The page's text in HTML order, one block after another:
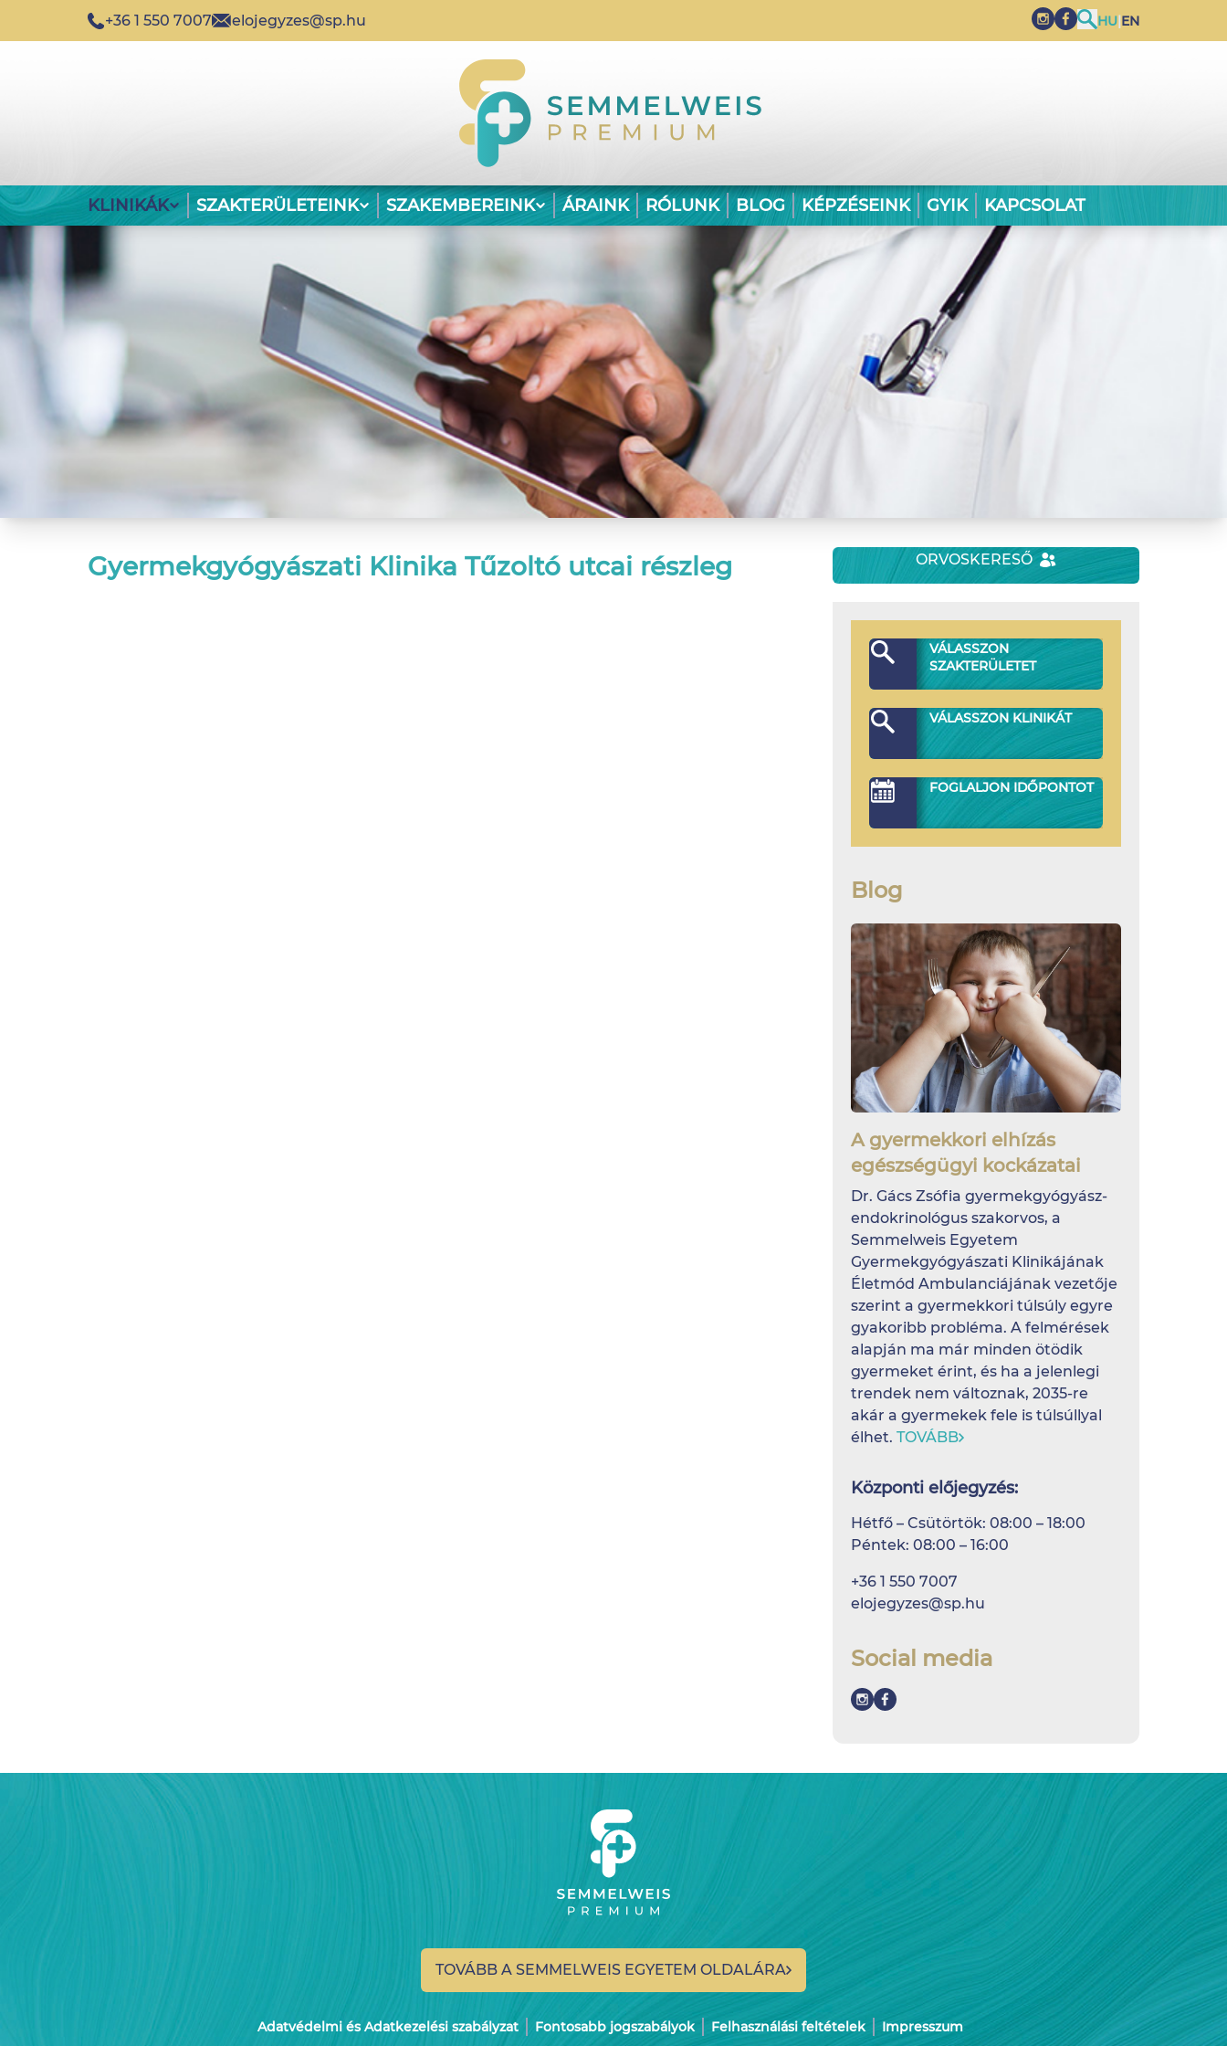
+36 1 550 7007 elojegyzes@sp.hu HU|EN
KLINIKÁK SZAKTERÜLETEINK SZAKEMBEREINK ÁRAINK RÓLUNK BLOG KÉPZÉSEINK GYIK KAPCSOLAT
Gyermekgyógyászati Klinika Tűzoltó utcai részleg ORVOSKERESŐ
VÁLASSZON
SZAKTERÜLETET
VÁLASSZON KLINIKÁT
FOGLALJON IDŐPONTOT
Blog
A gyermekkori elhízás
egészségügyi kockázatai
Dr. Gács Zsófia gyermekgyógyász-
endokrinológus szakorvos, a
Semmelweis Egyetem
Gyermekgyógyászati Klinikájának
Életmód Ambulanciájának vezetője
szerint a gyermekkori túlsúly egyre
gyakoribb probléma. A felmérések
alapján ma már minden ötödik
gyermeket érint, és ha a jelenlegi
trendek nem változnak, 2035-re
akár a gyermekek fele is túlsúllyal
élhet. TOVÁBB
Központi előjegyzés:
Hétfő – Csütörtök: 08:00 – 18:00
Péntek: 08:00 – 16:00
+36 1 550 7007
elojegyzes@sp.hu
Social media
TOVÁBB A SEMMELWEIS EGYETEM OLDALÁRA
Adatvédelmi és Adatkezelési szabályzat Fontosabb jogszabályok Felhasználási feltételek Impresszum